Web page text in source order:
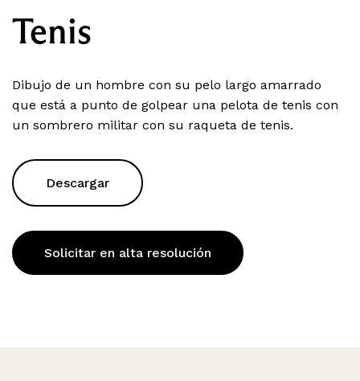
Tenis
Dibujo de un hombre con su pelo largo amarrado
que está a punto de golpear una pelota de tenis con
un sombrero militar con su raqueta de tenis.
Descargar
Solicitar en alta resolución